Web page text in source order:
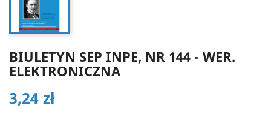
BIULETYN SEP INPE, NR 144 - WER.
ELEKTRONICZNA
3,24 zł